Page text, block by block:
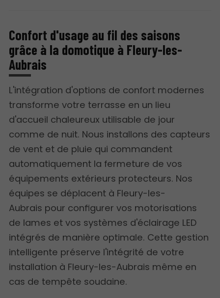
Confort d'usage au fil des saisons
grâce à la domotique à Fleury-les-
Aubrais
L'intégration d'options de confort modernes
transforme votre terrasse en un lieu
d'accueil chaleureux utilisable de jour
comme de nuit. Nous installons des capteurs
de vent et de pluie qui commandent
automatiquement la fermeture de vos
équipements extérieurs protecteurs. Nos
équipes se déplacent à Fleury-les-
Aubrais pour configurer vos motorisations
de lames et vos systèmes d'éclairage LED
intégrés de manière optimale. Cette gestion
intelligente préserve l'intégrité de votre
installation à Fleury-les-Aubrais même en
cas de tempête soudaine.